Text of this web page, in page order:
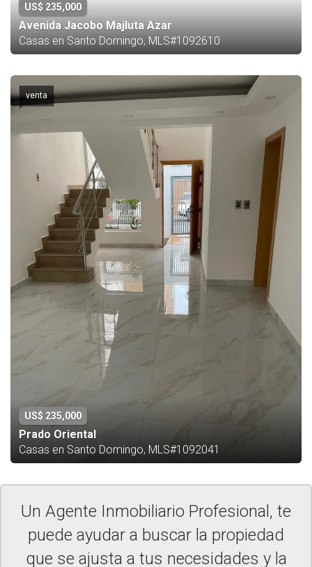
US$ 235,000
Avenida Jacobo Majluta Azar
Casas en Santo Domingo, MLS#1092610
venta
US$ 235,000
Prado Oriental
Casas en Santo Domingo, MLS#1092041
Un Agente Inmobiliario Profesional, te
puede ayudar a buscar la propiedad
que se ajusta a tus necesidades y la